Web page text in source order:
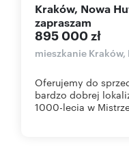
Kraków, Nowa Huta, 4 pokoje, loggia -
zapraszam
895 000 zł
mieszkanie
Oferujemy do
bardzo dobrej
1000-lecia w